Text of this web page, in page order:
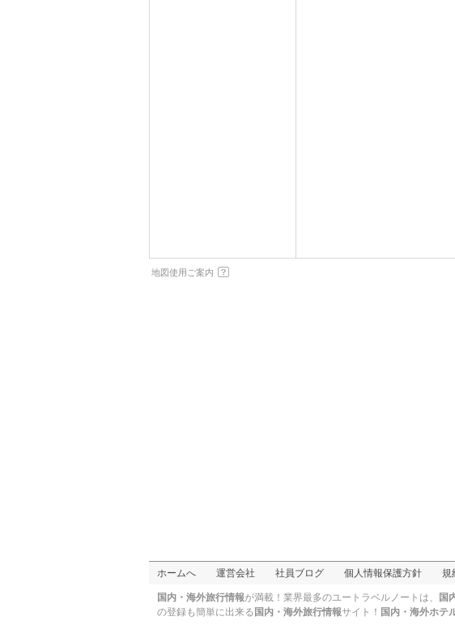
地図使用ご案内
ホームへ 運営会社 社員ブログ 個人情報保護方針 規
国内・海外旅行情報が満載！業界最多のユートラベルノートは、 国
の登録も簡単に出来る 国内・海外旅行情報サイト！ 国内・海外ホテ